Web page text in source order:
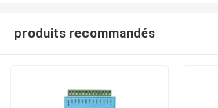
produits recommandés